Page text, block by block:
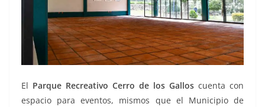
El Parque Recreativo Cerro de los Gallos cuenta con
espacio para eventos, mismos que el Municipio de